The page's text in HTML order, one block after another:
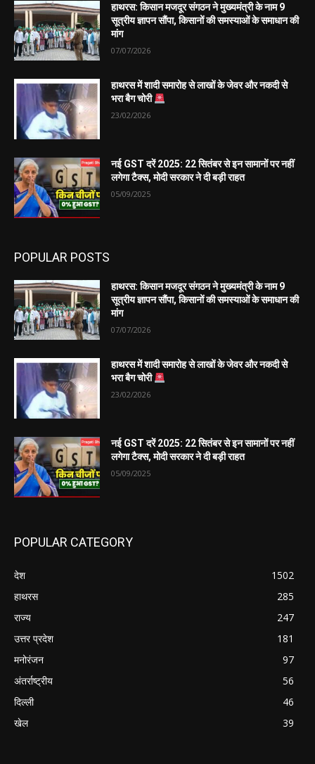
हाथरस: किसान मजदूर संगठन ने मुख्यमंत्री के नाम 9
सूत्रीय ज्ञापन सौंपा, किसानों की समस्याओं के समाधान की
मांग
07/07/2026
हाथरस में शादी समारोह से लाखों के जेवर और नकदी से
भरा बैग चोरी
23/02/2026
नई GST दरें 2025: 22 सितंबर से इन सामानों पर नहीं
लगेगा टैक्स, मोदी सरकार ने दी बड़ी राहत
05/09/2025
POPULAR POSTS
हाथरस: किसान मजदूर संगठन ने मुख्यमंत्री के नाम 9
सूत्रीय ज्ञापन सौंपा, किसानों की समस्याओं के समाधान की
मांग
07/07/2026
हाथरस में शादी समारोह से लाखों के जेवर और नकदी से
भरा बैग चोरी
23/02/2026
नई GST दरें 2025: 22 सितंबर से इन सामानों पर नहीं
लगेगा टैक्स, मोदी सरकार ने दी बड़ी राहत
05/09/2025
POPULAR CATEGORY
देश
1502
हाथरस
285
राज्य
247
उत्तर प्रदेश
181
मनोरंजन
97
अंतर्राष्ट्रीय
56
दिल्ली
46
खेल
39